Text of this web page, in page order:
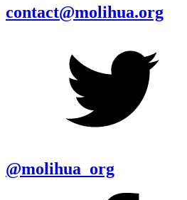
contact@molihua.org
@molihua_org